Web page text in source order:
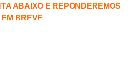
ABAIXO E REPONDEREMOS
EM BREVE